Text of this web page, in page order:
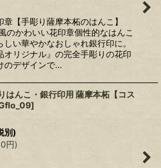
章【手彫り薩摩本柘のはんこ】
のかわいい花印章個性的なはんこ
しい華やかなおしゃれ銀行印に。
オリジナル』の完全手彫りの花印
のデザインで…
はんこ・銀行印用 薩摩本柘【コス
]
別)
円)